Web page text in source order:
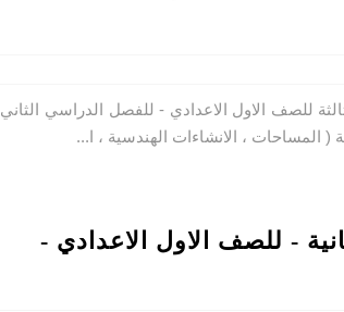
للصف الاول الاعدادي - للفصل الدراسي الثاني
( المساحات ، الانشاءات الهندسية ، ا...
- للصف الاول الاعدادي -